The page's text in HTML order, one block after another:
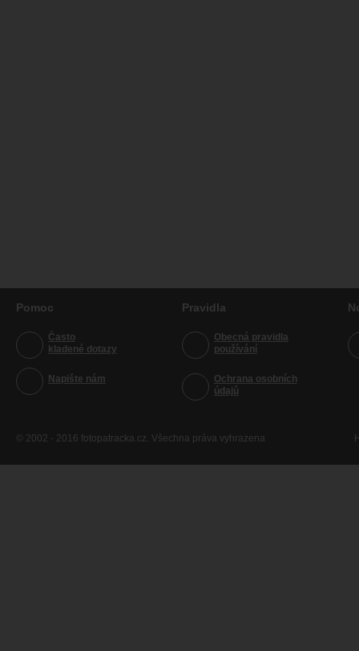
Pomoc
Často
kladené dotazy
Napište nám
Pravidla
Obecná pravidla
používání
Ochrana osobních
údajů
© 2002 - 2016 fotopatracka.cz. Všechna práva vyhrazena